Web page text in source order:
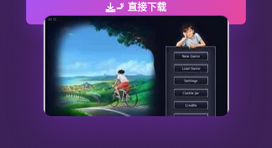
🚬 直接下载